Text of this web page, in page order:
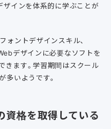
ザインを体系的に学ぶことが
ォントデザインスキル、
デザインに必要なソフトを
きます。学習期間はスクール
多いようです。
格を取得している